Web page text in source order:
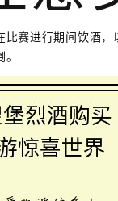
赛进行期间饮酒